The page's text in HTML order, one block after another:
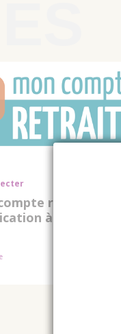
retraite,
à télécharger